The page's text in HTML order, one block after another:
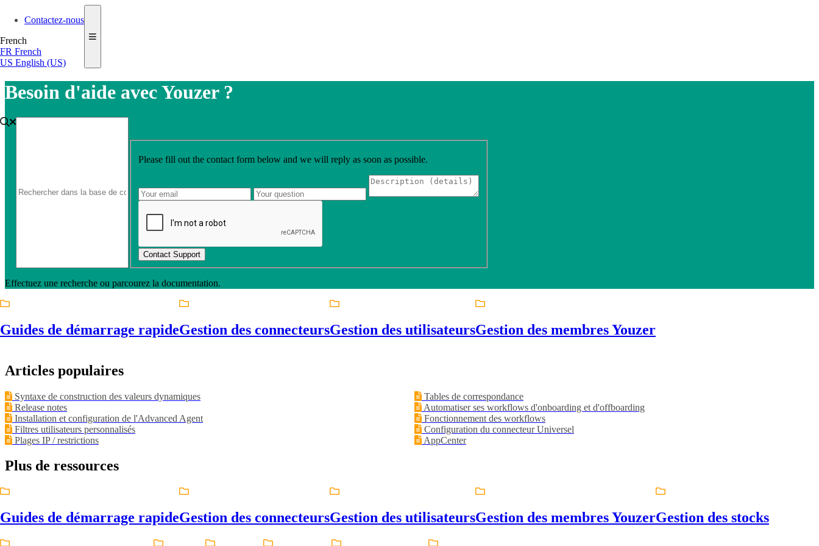
Contactez-nous
French
FR French
US English (US)
Besoin d'aide avec Youzer ?
Please fill out the contact form below and we will reply as soon as possible.
Contact Support
Effectuez une recherche ou parcourez la documentation.
Guides de démarrage rapideGestion des connecteursGestion des utilisateursGestion des membres Youzer
Articles populaires
Syntaxe de construction des valeurs dynamiques
Tables de correspondance
Release notes
Automatiser ses workflows d'onboarding et d'offboarding
Installation et configuration de l'Advanced Agent
Fonctionnement des workflows
Filtres utilisateurs personnalisés
Configuration du connecteur Universel
Plages IP / restrictions
AppCenter
Plus de ressources
Guides de démarrage rapideGestion des connecteursGestion des utilisateursGestion des membres YouzerGestion des stocks